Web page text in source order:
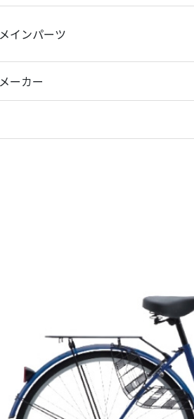
メインパーツ
メーカー